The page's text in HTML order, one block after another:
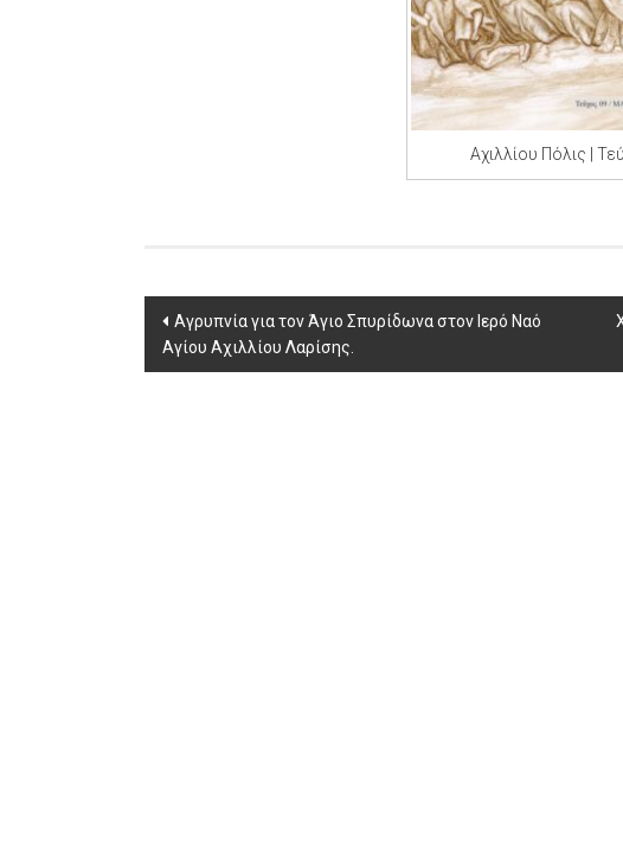
Αχιλλίου Πόλις |
Post
navigation
Αγρυπνία για τον Άγιο Σπυρίδωνα στον Ιερό Ναό
Αγίου Αχιλλίου Λαρίσης.